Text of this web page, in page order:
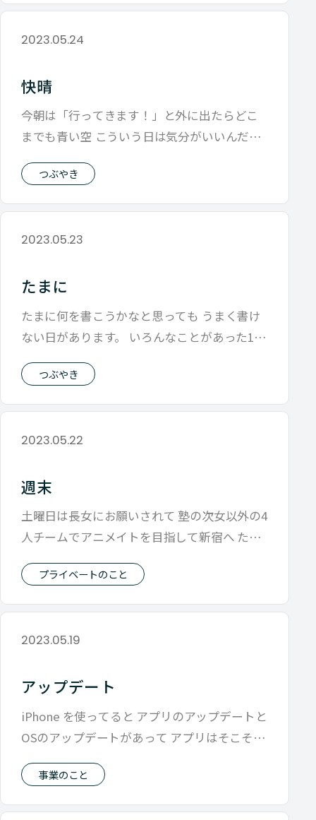
2023.05.24
快晴
今朝は「行ってきます！」と外に出たらどこ
までも青い空 こういう日は気分がいいんだよ
つぶやき
2023.05.23
たまに
たまに何を書こうかなと思っても うまく書け
ない日があります。 いろんなことがあった1日
つぶやき
2023.05.22
週末
土曜日は長女にお願いされて 塾の次女以外の4
人チームでアニメイトを目指して新宿へ ただ
プライベートのこと
2023.05.19
アップデート
iPhone を使ってると アプリのアップデートと
OSのアップデートがあって アプリはそこそこ
事業のこと